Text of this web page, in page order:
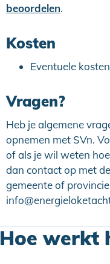
beoordelen.
Kosten
Eventuele
Vragen?
Heb je algemene
opnemen met SVn.
of als je wil weten
dan contact op met
gemeente of
Hoe werkt